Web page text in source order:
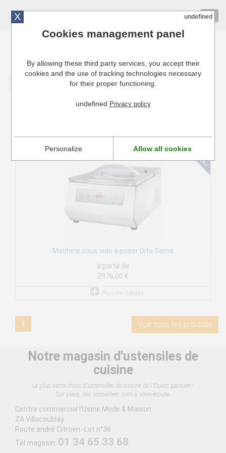
Cuisinresto: Ustensiles de cuisine pour professionnels
Machine sous vide à poser Dito Sama
à partir de
2976,00 €
1 Voir tous les produits
Notre magasin d'ustensiles de
cuisine
Le plus vaste choix d'ustensiles de cuisine de l'Ouest parisien !
Sur place, des conseillers sont à votre écoute.
Centre commercial l'Usine Mode & Maison
ZA Villacoublay
Route andré Citroën -Lot n°36
Tél magasin: 01 34 65 33 68
X undefined
Cookies management panel
By allowing these third party services, you accept their
cookies and the use of tracking technologies necessary
for their proper functioning.
undefined Privacy policy
Personalize Allow all cookies